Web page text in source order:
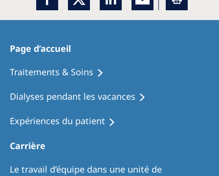
United States of America
Global Website
Page d’accueil
Traitements & Soins
Dialyses pendant les vacances
Expériences du patient
Carrière
Le travail d’équipe dans une unité de